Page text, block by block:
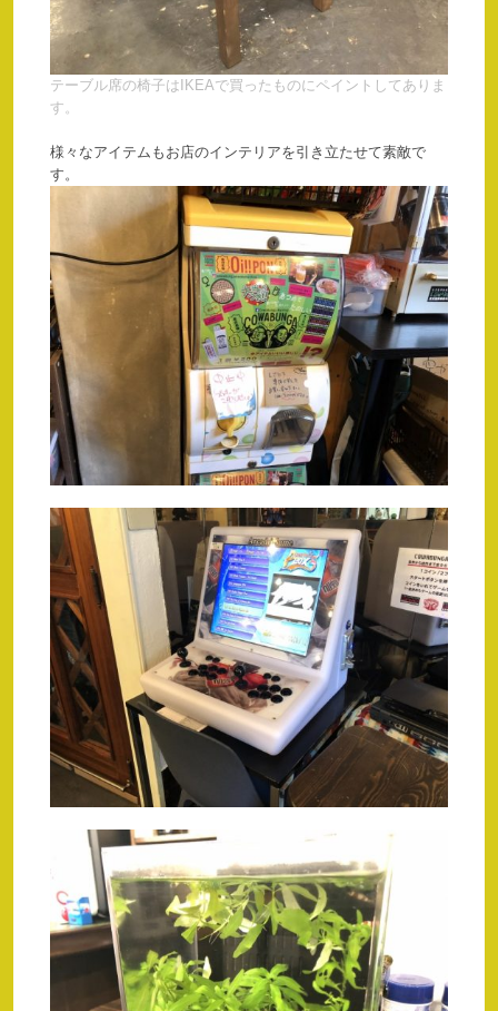
テーブル席の椅子はIKEAで買ったものにペイントしてありま
す。
様々なアイテムもお店のインテリアを引き立たせて素敵で
す。